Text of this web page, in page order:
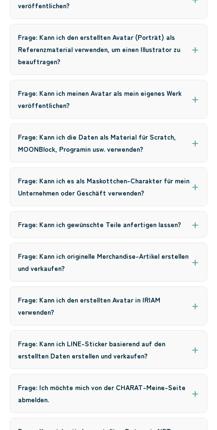
veröffentlichen?
Frage: Kann ich den erstellten Avatar (Porträt) als
Referenzmaterial verwenden, um einen Illustrator zu
beauftragen?
Frage: Kann ich meinen Avatar als mein eigenes Werk
veröffentlichen?
Frage: Kann ich die Daten als Material für Scratch,
MOONBlock, Programin usw. verwenden?
Frage: Kann ich es als Maskottchen-Charakter für mein
Unternehmen oder Geschäft verwenden?
Frage: Kann ich gewünschte Teile anfertigen lassen?
Frage: Kann ich originelle Merchandise-Artikel erstellen
und verkaufen?
Frage: Kann ich den erstellten Avatar in IRIAM
verwenden?
Frage: Kann ich LINE-Sticker basierend auf den
erstellten Daten erstellen und verkaufen?
Frage: Ich möchte mich von der CHARAT-Meine-Seite
abmelden.